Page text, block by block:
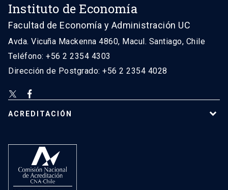
Instituto de Economía
Facultad de Economía y Administración UC
Avda. Vicuña Mackenna 4860, Macul. Santiago, Chile
Teléfono: +56 2 2354 4303
Dirección de Postgrado: +56 2 2354 4028
ACREDITACIÓN